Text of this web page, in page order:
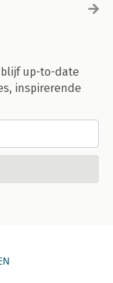
up-to-date
inspirerende